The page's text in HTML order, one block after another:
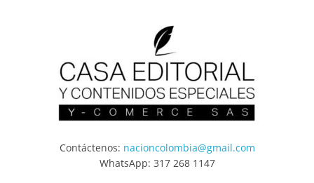
Contáctenos: nacioncolombia@gmail.com
WhatsApp: 317 268 1147